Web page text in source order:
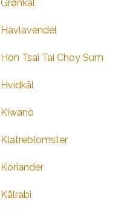
Grønkål
Havlavendel
Hon Tsai Tai Choy Sum
Hvidkål
Kiwano
Klatreblomster
Koriander
Kålrabi